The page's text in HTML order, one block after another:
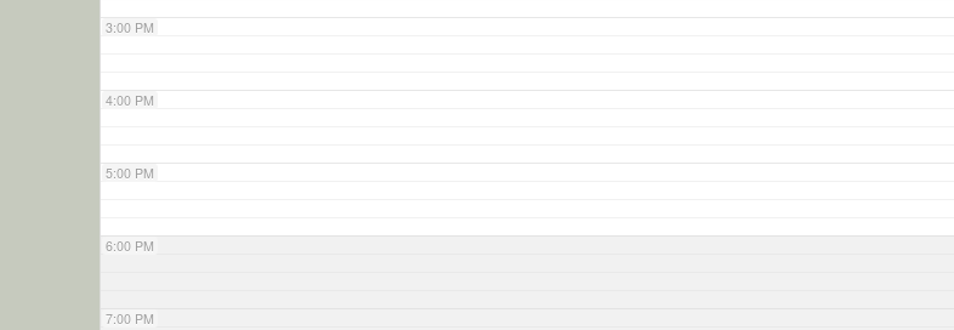
3:00 PM
4:00 PM
5:00 PM
6:00 PM
7:00 PM